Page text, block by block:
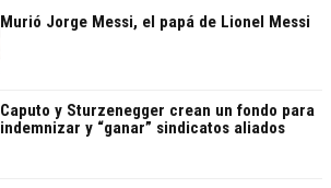
Murió Jorge Messi, el papá de Lionel Messi
Caputo y Sturzenegger crean un fondo para
indemnizar y “ganar” sindicatos aliados